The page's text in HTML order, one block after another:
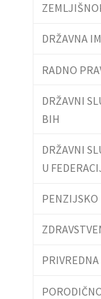
DRŽAVNA
RADNO
DRŽAVNI
BIH
DRŽAVNI
U
PENZIJSKO